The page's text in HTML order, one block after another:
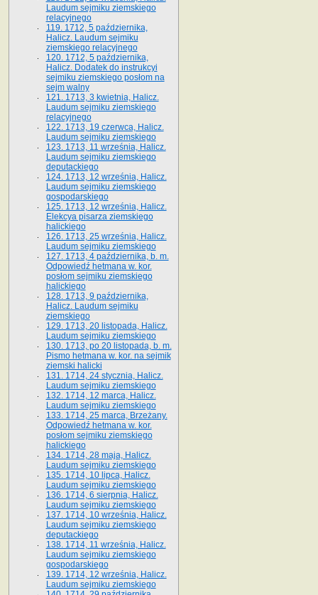
Laudum sejmiku ziemskiego
relacyjnego
119. 1712, 5 października,
Halicz. Laudum sejmiku
ziemskiego relacyjnego
120. 1712, 5 października,
Halicz. Dodatek do instrukcyi
sejmiku ziemskiego posłom na
sejm walny
121. 1713, 3 kwietnia, Halicz.
Laudum sejmiku ziemskiego
relacyjnego
122. 1713, 19 czerwca, Halicz.
Laudum sejmiku ziemskiego
123. 1713, 11 września, Halicz.
Laudum sejmiku ziemskiego
deputackiego
124. 1713, 12 września, Halicz.
Laudum sejmiku ziemskiego
gospodarskiego
125. 1713, 12 września, Halicz.
Elekcya pisarza ziemskiego
halickiego
126. 1713, 25 września, Halicz.
Laudum sejmiku ziemskiego
127. 1713, 4 października, b. m.
Odpowiedź hetmana w. kor.
posłom sejmiku ziemskiego
halickiego
128. 1713, 9 października,
Halicz. Laudum sejmiku
ziemskiego
129. 1713, 20 listopada, Halicz.
Laudum sejmiku ziemskiego
130. 1713, po 20 listopada, b. m.
Pismo hetmana w. kor. na sejmik
ziemski halicki
131. 1714, 24 stycznia, Halicz.
Laudum sejmiku ziemskiego
132. 1714, 12 marca, Halicz.
Laudum sejmiku ziemskiego
133. 1714, 25 marca, Brzeżany.
Odpowiedź hetmana w. kor.
posłom sejmiku ziemskiego
halickiego
134. 1714, 28 maja, Halicz.
Laudum sejmiku ziemskiego
135. 1714, 10 lipca, Halicz.
Laudum sejmiku ziemskiego
136. 1714, 6 sierpnia, Halicz.
Laudum sejmiku ziemskiego
137. 1714, 10 września, Halicz.
Laudum sejmiku ziemskiego
deputackiego
138. 1714, 11 września, Halicz.
Laudum sejmiku ziemskiego
gospodarskiego
139. 1714, 12 września, Halicz.
Laudum sejmiku ziemskiego